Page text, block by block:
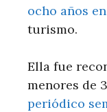
ocho años
turismo.
Ella fue
menores de
periódico